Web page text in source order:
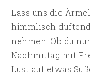
Lass uns die
himmlisch
nehmen! Ob du
Nachmittag mit
Lust auf etwas